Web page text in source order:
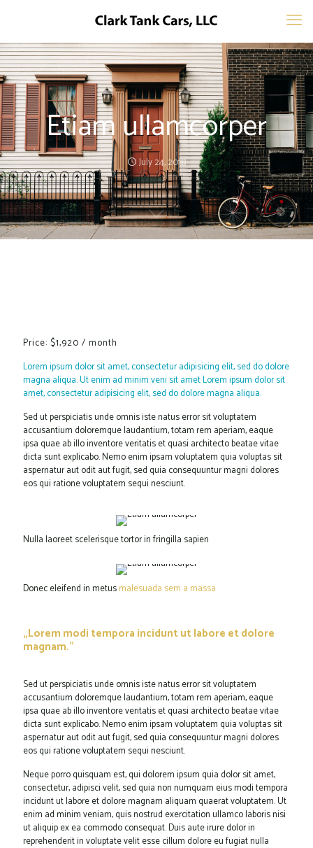
Etiam ullamcorper
July 24, 2018
Price: $1,920 / month
Lorem ipsum dolor sit amet, consectetur adipisicing elit, sed do dolore
magna aliqua. Ut enim ad minim veni sit amet Lorem ipsum dolor sit
amet, consectetur adipisicing elit, sed do dolore magna aliqua.
Sed ut perspiciatis unde omnis iste natus error sit voluptatem
accusantium doloremque laudantium, totam rem aperiam, eaque
ipsa quae ab illo inventore veritatis et quasi architecto beatae vitae
dicta sunt explicabo. Nemo enim ipsam voluptatem quia voluptas sit
aspernatur aut odit aut fugit, sed quia consequuntur magni dolores
eos qui ratione voluptatem sequi nesciunt.
Nulla laoreet scelerisque tortor in fringilla sapien
Donec eleifend in metusmalesuada sem a massa
„Lorem modi tempora incidunt ut labore et dolore
magnam.”
Sed ut perspiciatis unde omnis iste natus error sit voluptatem
accusantium doloremque laudantium, totam rem aperiam, eaque
ipsa quae ab illo inventore veritatis et quasi architecto beatae vitae
dicta sunt explicabo. Nemo enim ipsam voluptatem quia voluptas sit
aspernatur aut odit aut fugit, sed quia consequuntur magni dolores
eos qui ratione voluptatem sequi nesciunt.
Neque porro quisquam est, qui dolorem ipsum quia dolor sit amet,
consectetur, adipisci velit, sed quia non numquam eius modi tempora
incidunt ut labore et dolore magnam aliquam quaerat voluptatem. Ut
enim ad minim veniam, quis nostrud exercitation ullamco laboris nisi
ut aliquip ex ea commodo consequat. Duis aute irure dolor in
reprehenderit in voluptate velit esse cillum dolore eu fugiat nulla